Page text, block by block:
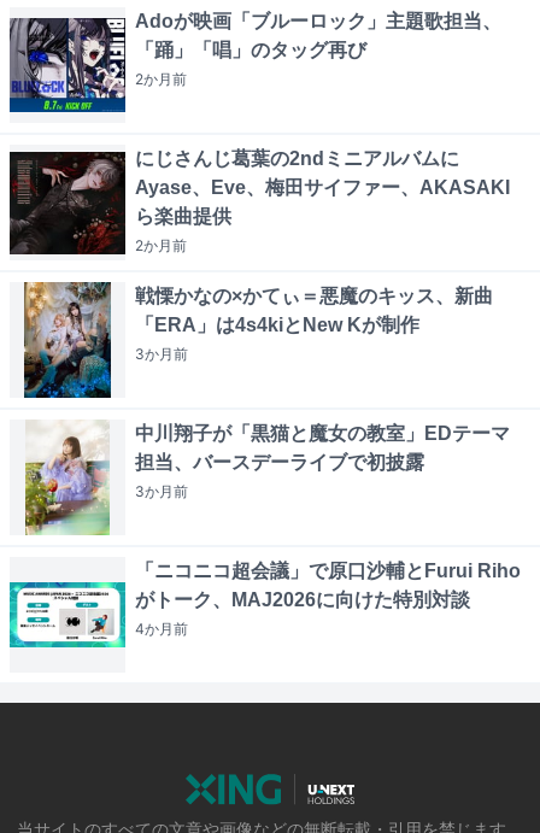
Adoが映画「ブルーロック」主題歌担当、
「踊」「唱」のタッグ再び
2か月前
にじさんじ葛葉の2ndミニアルバムに
Ayase、Eve、梅田サイファー、AKASAKI
ら楽曲提供
2か月前
戦慄かなの×かてぃ＝悪魔のキッス、新曲
「ERA」は4s4kiとNew Kが制作
3か月前
中川翔子が「黒猫と魔女の教室」EDテーマ
担当、バースデーライブで初披露
3か月前
「ニコニコ超会議」で原口沙輔とFurui Riho
がトーク、MAJ2026に向けた特別対談
4か月前
当サイトのすべての文章や画像などの無断転載・引用を禁じます。